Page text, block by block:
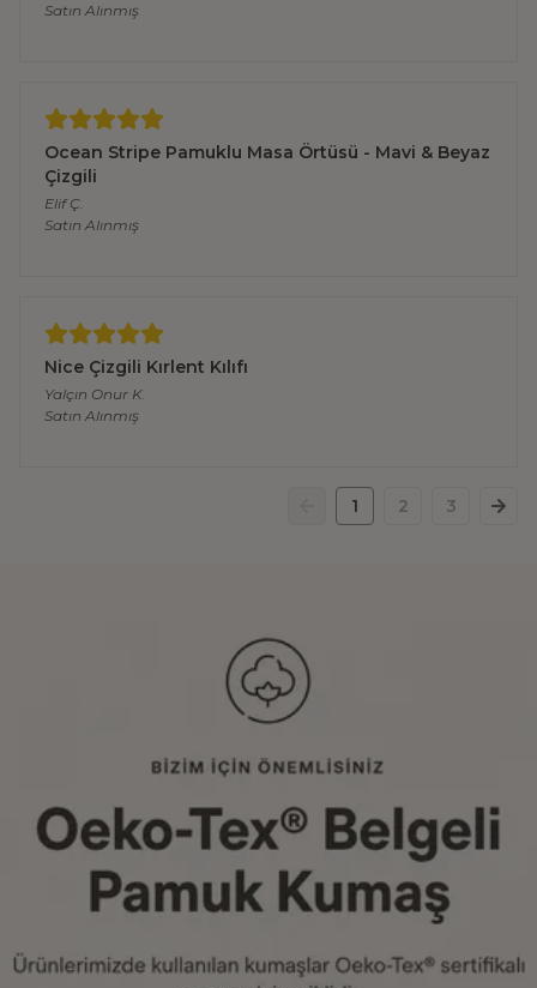
Satın Alınmış
Ocean Stripe Pamuklu Masa Örtüsü - Mavi & Beyaz
Çizgili
Elif Ç.
Satın Alınmış
Nice Çizgili Kırlent Kılıfı
Yalçın Onur K.
Satın Alınmış
1 2 3